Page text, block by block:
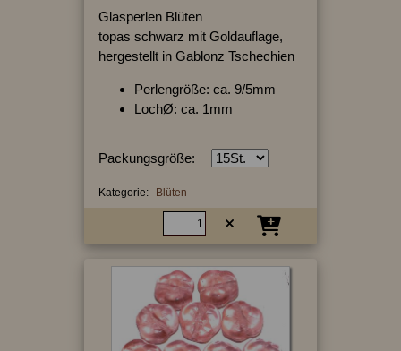
Glasperlen Blüten
topas schwarz mit Goldauflage,
hergestellt in Gablonz Tschechien
Perlengröße: ca. 9/5mm
LochØ: ca. 1mm
Packungsgröße:
Kategorie: Blüten